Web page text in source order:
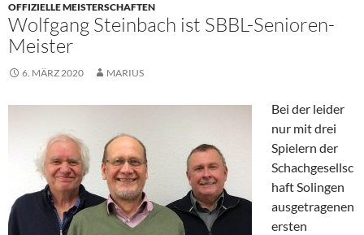
OFFIZIELLE MEISTERSCHAFTEN
Wolfgang Steinbach ist SBBL-Senioren-
Meister
6. MÄRZ 2020 MARIUS
Bei der leider
nur mit drei
Spielern der
Schachgesellsc
haft Solingen
ausgetragenen
ersten